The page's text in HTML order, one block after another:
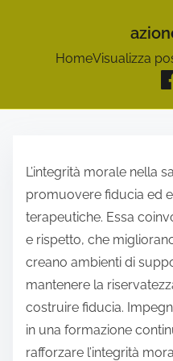
HomeVisualizza
L’integrità morale nella
promuovere fiducia ed
terapeutiche. Essa
e rispetto, che
creano ambienti di
mantenere la
costruire fiducia.
in una formazione
rafforzare l’integrità